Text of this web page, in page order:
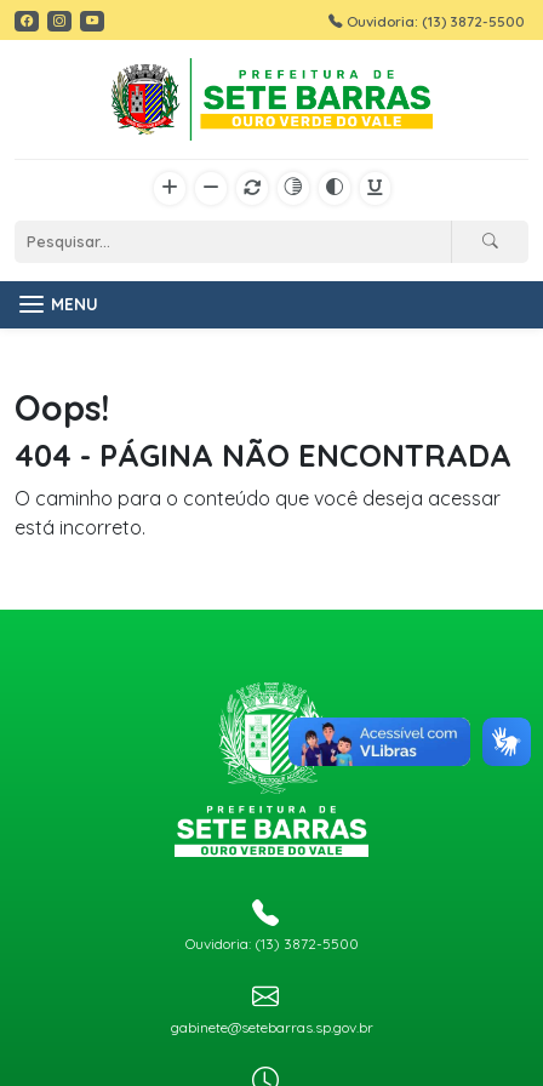
Ouvidoria: (13) 3872-5500
MENU
Oops!
404 - PÁGINA NÃO ENCONTRADA
O caminho para o conteúdo que você deseja acessar
está incorreto.
Ouvidoria: (13) 3872-5500
gabinete@setebarras.sp.gov.br